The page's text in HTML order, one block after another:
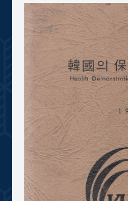
사진 아카이브 문서 기록물
주년 기념
성과 50선 숫자로 보는 50년
세계와 함께 한 KIHASA
VR 역사관